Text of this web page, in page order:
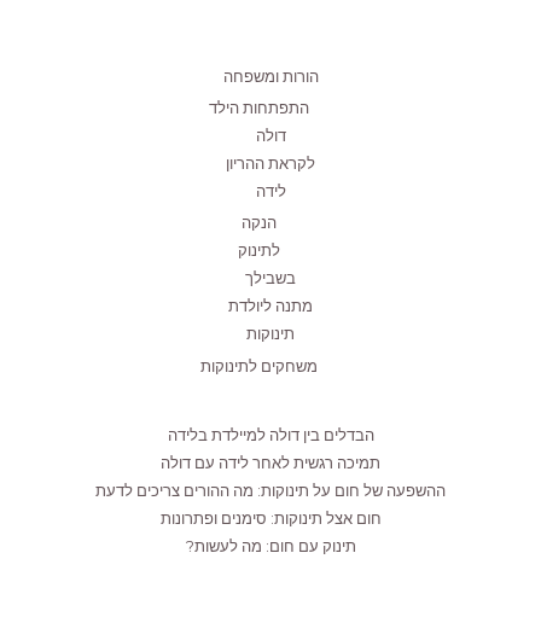
הורות ומשפחה
התפתחות הילד
דולה
לקראת ההריון
לידה
הנקה
לתינוק
בשבילך
מתנה ליולדת
תינוקות
משחקים לתינוקות
הבדלים בין דולה למיילדת בלידה
תמיכה רגשית לאחר לידה עם דולה
ההשפעה של חום על תינוקות: מה ההורים צריכים לדעת
חום אצל תינוקות: סימנים ופתרונות
תינוק עם חום: מה לעשות?